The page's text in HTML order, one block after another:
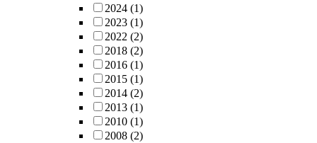
2024 (1)
2023 (1)
2022 (2)
2018 (2)
2016 (1)
2015 (1)
2014 (2)
2013 (1)
2010 (1)
2008 (2)